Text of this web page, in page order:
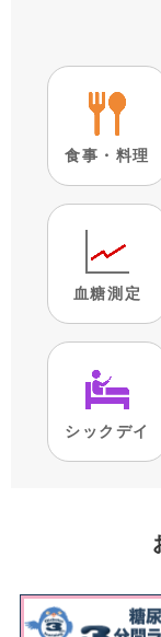
食事・料理
血糖測定
シックデイ